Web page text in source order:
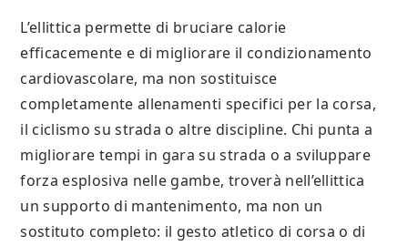
L’ellittica permette di bruciare calorie
efficacemente e di migliorare il condizionamento
cardiovascolare, ma non sostituisce
completamente allenamenti specifici per la corsa,
il ciclismo su strada o altre discipline. Chi punta a
migliorare tempi in gara su strada o a sviluppare
forza esplosiva nelle gambe, troverà nell’ellittica
un supporto di mantenimento, ma non un
sostituto completo: il gesto atletico di corsa o di